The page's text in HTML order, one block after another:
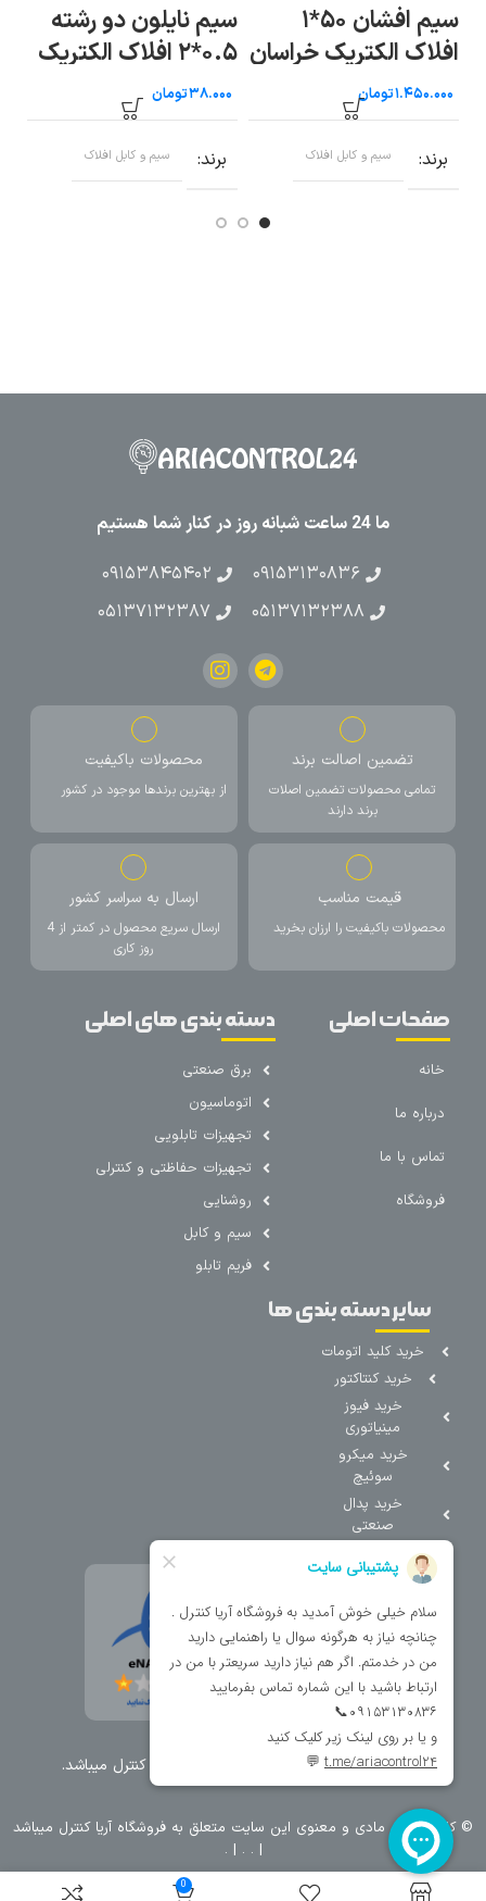
سیم افشان ۵۰*۱
افلاک الکتریک خراسان
تومان
برند سیم و کابل افلاک
سیم نایلون دو رشته
۰.۵*۲ افلاک الکتریک
خراسان (متری)
تومان
برند سیم و کابل افلاک
ما 24 ساعت شبانه روز در کنار شما هستیم
۰۹۱۵۳۱۳۰۸۳۶
۰۹۱۵۳۸۴۵۴۰۲
۰۵۱۳۷۱۳۲۳۸۸
۰۵۱۳۷۱۳۲۳۸۷
تضمین اصالت برند
تمامی محصولات تضمین اصلات
برند دارند
محصولات باکیفیت
از بهترین برندها موجود در کشور
قیمت مناسب
محصولات باکیفیت را ارزان بخرید
ارسال به سراسر کشور
ارسال سریع محصول در کمتر از 4
روز کاری
صفحات اصلی
خانه
درباره ما
تماس با ما
فروشگاه
دسته بندی های اصلی
برق صنعتی
اتوماسیون
تجهیزات تابلویی
تجهیزات حفاظتی و کنترلی
روشنایی
سیم و کابل
فریم تابلو
سایر دسته بندی ها
خرید کلید اتومات
خرید کنتاکتور
خرید فیوز
مینیاتوری
خرید میکرو
سوئیچ
خرید پدال
صنعتی
تمامی حقوق مطالب و سایت نزد شرکت اریا کنترل میباشد.
0
© کليه حقوق مادی و معنوی اين سايت متعلق به فروشگاه آریا کنترل ميباشد
|
. .
| .